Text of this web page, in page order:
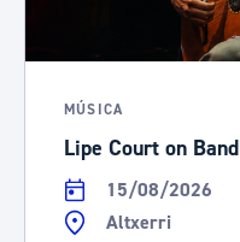
MÚSICA
Lipe Court on Band
15/08/2026
Altxerri